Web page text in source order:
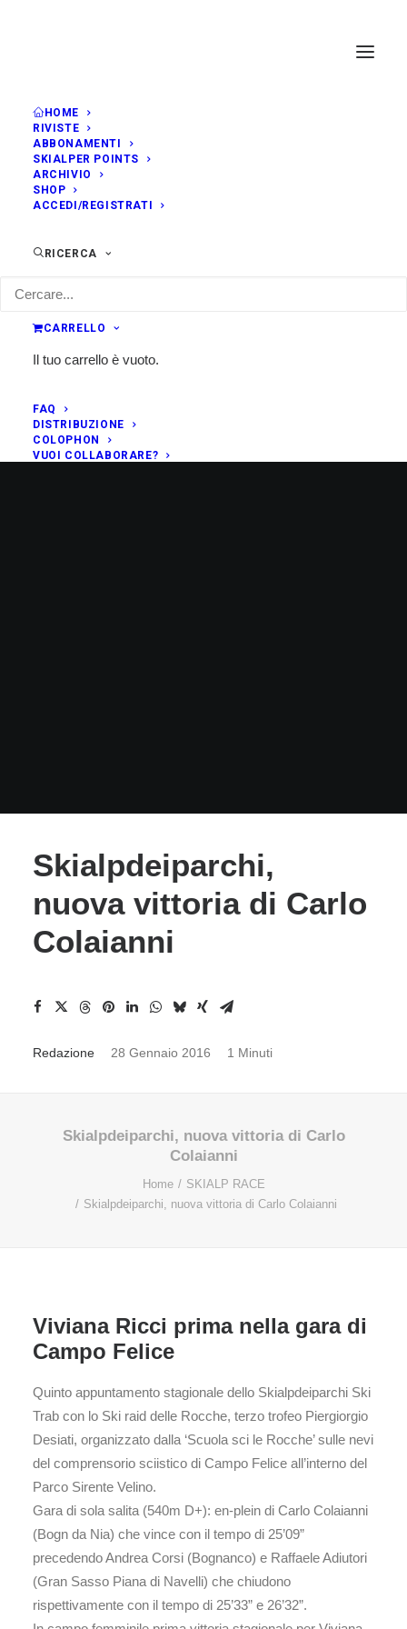
HOME
RIVISTE
ABBONAMENTI
SKIALPER POINTS
ARCHIVIO
SHOP
ACCEDI/REGISTRATI
RICERCA
CARRELLO
Il tuo carrello è vuoto.
FAQ
DISTRIBUZIONE
COLOPHON
VUOI COLLABORARE?
Skialpdeiparchi,
nuova vittoria di Carlo
Colaianni
Redazione 28 Gennaio 2016 1 Minuti
Skialpdeiparchi, nuova vittoria di Carlo
Colaianni
Home
SKIALP RACE
Skialpdeiparchi, nuova vittoria di Carlo Colaianni
Viviana Ricci prima nella gara di
Campo Felice
Quinto appuntamento stagionale dello Skialpdeiparchi Ski
Trab con lo Ski raid delle Rocche, terzo trofeo Piergiorgio
Desiati, organizzato dalla ‘Scuola sci le Rocche’ sulle nevi
del comprensorio sciistico di Campo Felice all’interno del
Parco Sirente Velino.
Gara di sola salita (540m D+): en-plein di Carlo Colaianni
(Bogn da Nia) che vince con il tempo di 25’09”
precedendo Andrea Corsi (Bognanco) e Raffaele Adiutori
(Gran Sasso Piana di Navelli) che chiudono
rispettivamente con il tempo di 25’33” e 26’32”.